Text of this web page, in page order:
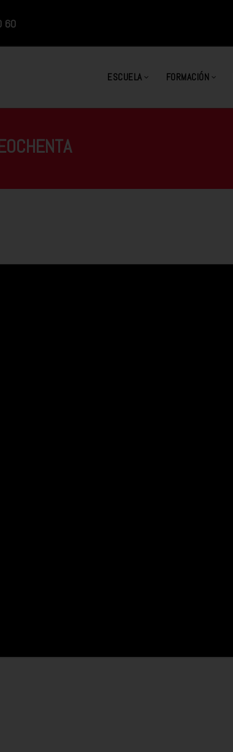
60
ESCUELA FORMACIÓN